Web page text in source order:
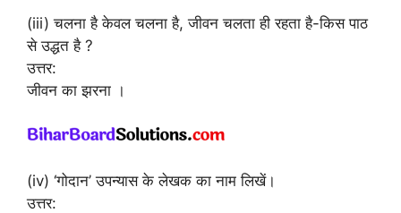
(iii) चलना है केवल चलना है, जीवन चलता ही रहता है-किस पाठ
से उद्धत है ?
उत्तर:
जीवन का झरना ।
(iv) ‘गोदान’ उपन्यास के लेखक का नाम लिखें।
उत्तर: